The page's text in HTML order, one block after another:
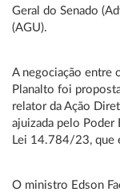
Geral do Senado
(AGU).
A negociação entre
Planalto foi
relator da Ação
ajuizada pelo Poder
Lei 14.784/23, que
O ministro Edson